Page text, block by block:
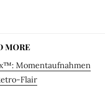
MORE
Momentaufnahmen
Flair